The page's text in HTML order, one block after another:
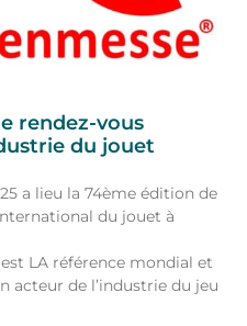
rendez-vous
du jouet
a lieu la 74ème édition de
du jouet à
LA référence mondial et
acteur de l’industrie du jeu